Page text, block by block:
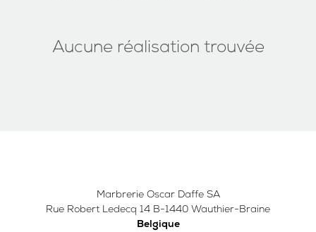
Aucune réalisation trouvée
Marbrerie Oscar Daffe SA
Rue Robert Ledecq 14 B-1440 Wauthier-Braine
Belgique